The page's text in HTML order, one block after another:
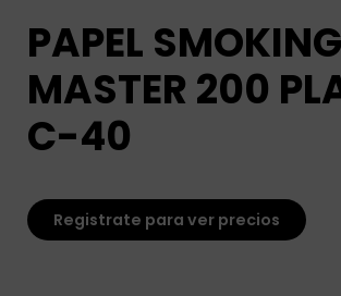
PAPEL SMOKING
MASTER 200
C-40
Registrate para ver precios